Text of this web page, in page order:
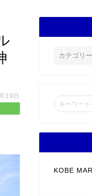
19日
KOBE